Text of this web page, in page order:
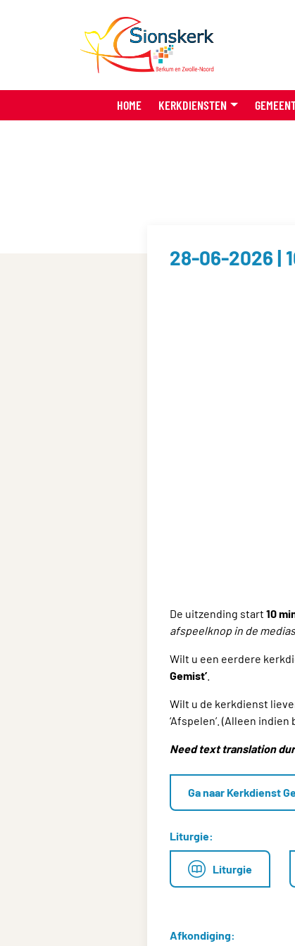
HOME KERKDIENSTEN
28-06-2026 |
De uitzending start 10
afspeelknop in de
Wilt u een eerdere
Gemist’
Wilt u de kerkdienst
‘Afspelen’. (Alleen indien
Need text translation
Ga naar Kerkdienst
Liturgie:
Liturgie
Afkondiging: